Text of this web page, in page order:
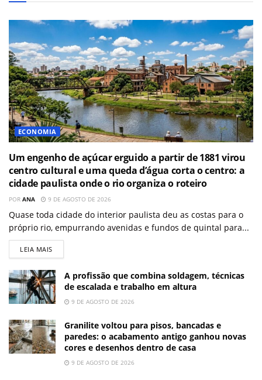
ECONOMIA
Um engenho de açúcar erguido a partir de 1881 virou
centro cultural e uma queda d’água corta o centro: a
cidade paulista onde o rio organiza o roteiro
POR ANA 9 DE AGOSTO DE 2026
Quase toda cidade do interior paulista deu as costas para o
próprio rio, empurrando avenidas e fundos de quintal para...
LEIA MAIS
A profissão que combina soldagem, técnicas
de escalada e trabalho em altura
9 DE AGOSTO DE 2026
Granilite voltou para pisos, bancadas e
paredes: o acabamento antigo ganhou novas
cores e desenhos dentro de casa
9 DE AGOSTO DE 2026